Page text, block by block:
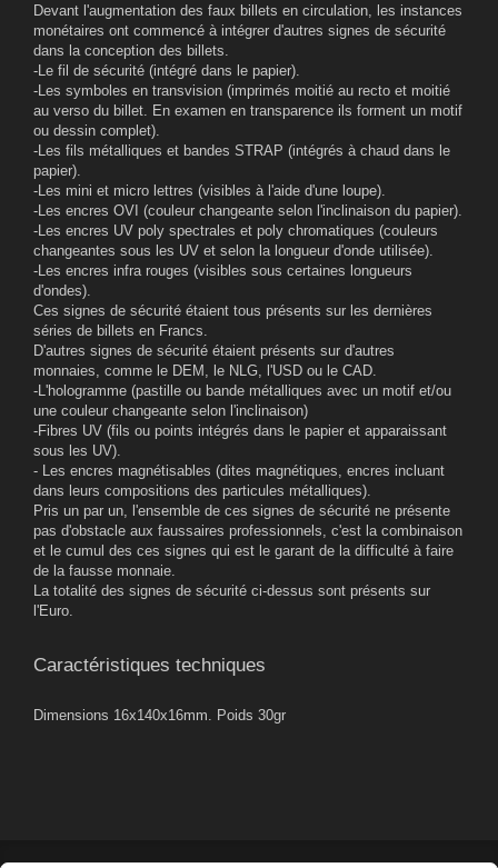
Devant l'augmentation des faux billets en circulation, les instances
monétaires ont commencé à intégrer d'autres signes de sécurité
dans la conception des billets.
-Le fil de sécurité (intégré dans le papier).
-Les symboles en transvision (imprimés moitié au recto et moitié
au verso du billet. En examen en transparence ils forment un motif
ou dessin complet).
-Les fils métalliques et bandes STRAP (intégrés à chaud dans le
papier).
-Les mini et micro lettres (visibles à l'aide d'une loupe).
-Les encres OVI (couleur changeante selon l'inclinaison du papier).
-Les encres UV poly spectrales et poly chromatiques (couleurs
changeantes sous les UV et selon la longueur d'onde utilisée).
-Les encres infra rouges (visibles sous certaines longueurs
d'ondes).
Ces signes de sécurité étaient tous présents sur les dernières
séries de billets en Francs.
D'autres signes de sécurité étaient présents sur d'autres
monnaies, comme le DEM, le NLG, l'USD ou le CAD.
-L'hologramme (pastille ou bande métalliques avec un motif et/ou
une couleur changeante selon l'inclinaison)
-Fibres UV (fils ou points intégrés dans le papier et apparaissant
sous les UV).
- Les encres magnétisables (dites magnétiques, encres incluant
dans leurs compositions des particules métalliques).
Pris un par un, l'ensemble de ces signes de sécurité ne présente
pas d'obstacle aux faussaires professionnels, c'est la combinaison
et le cumul des ces signes qui est le garant de la difficulté à faire
de la fausse monnaie.
La totalité des signes de sécurité ci-dessus sont présents sur
l'Euro.
Caractéristiques techniques
Dimensions 16x140x16mm. Poids 30gr